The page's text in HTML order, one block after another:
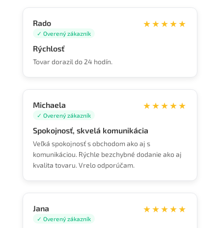
Rado
✓ Overený zákazník
★★★★★
Rýchlosť
Tovar dorazil do 24 hodín.
Michaela
✓ Overený zákazník
★★★★★
Spokojnosť, skvelá komunikácia
Veľká spokojnosť s obchodom ako aj s
komunikáciou. Rýchle bezchybné dodanie ako aj
kvalita tovaru. Vrelo odporúčam.
Jana
✓ Overený zákazník
★★★★★